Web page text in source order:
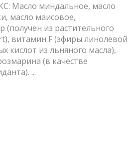
Масло миндальное, масло
масло маисовое,
из растительного
витамин F (эфиры линолевой
кислот из льняного масла),
(в качестве
...